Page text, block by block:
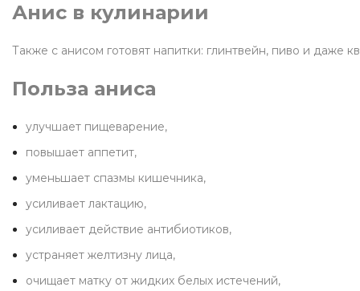
Анис в кулинарии
Также с анисом готовят напитки: глинтвейн, пиво и даже
Польза аниса
улучшает пищеварение,
повышает аппетит,
уменьшает спазмы кишечника,
усиливает лактацию,
усиливает действие антибиотиков,
устраняет желтизну лица,
очищает матку от жидких белых истечений,